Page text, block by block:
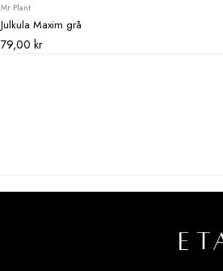
Mr Plant
Julkula Maxim grå
79,00kr